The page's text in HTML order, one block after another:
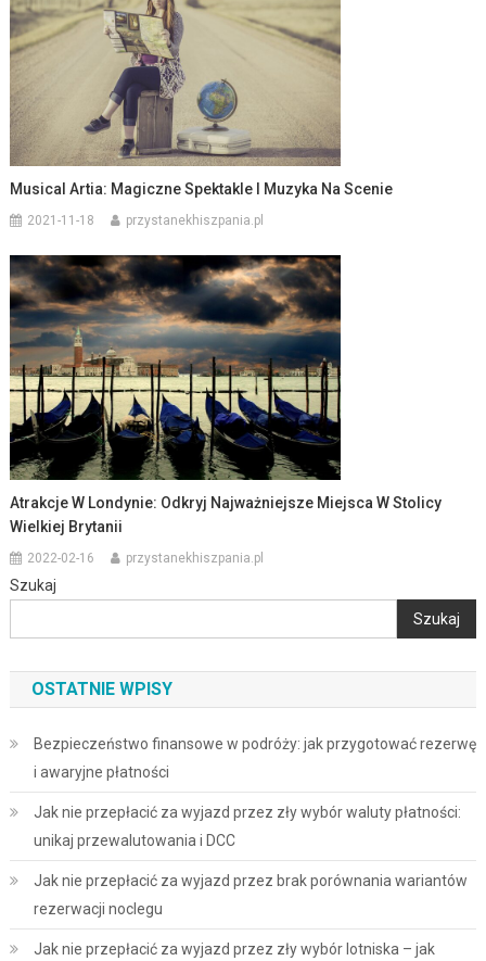
Musical Artia: Magiczne Spektakle I Muzyka Na Scenie
2021-11-18 przystanekhiszpania.pl
Atrakcje W Londynie: Odkryj Najważniejsze Miejsca W Stolicy
Wielkiej Brytanii
2022-02-16 przystanekhiszpania.pl
Szukaj
Szukaj
OSTATNIE WPISY
Bezpieczeństwo finansowe w podróży: jak przygotować rezerwę
i awaryjne płatności
Jak nie przepłacić za wyjazd przez zły wybór waluty płatności:
unikaj przewalutowania i DCC
Jak nie przepłacić za wyjazd przez brak porównania wariantów
rezerwacji noclegu
Jak nie przepłacić za wyjazd przez zły wybór lotniska – jak